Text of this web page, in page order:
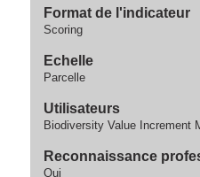
Format de l'indicateur
Scoring
Echelle
Parcelle
Utilisateurs
Biodiversity Value Increment
Reconnaissance
Oui